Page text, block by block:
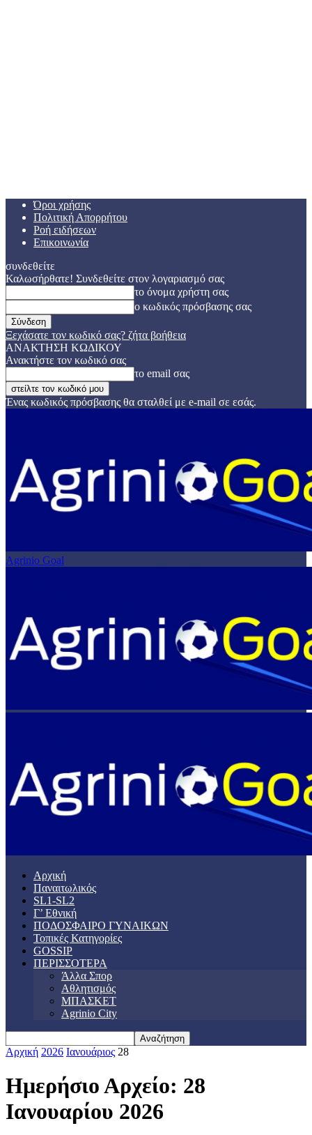
Όροι χρήσης
Πολιτική Απορρήτου
Ροή ειδήσεων
Επικοινωνία
συνδεθείτε
Καλωσήρθατε! Συνδεθείτε στον λογαριασμό σας
το όνομα χρήστη σας
ο κωδικός πρόσβασης σας
Ξεχάσατε τον κωδικό σας? ζήτα βοήθεια
ΑΝΑΚΤΗΣΗ ΚΩΔΙΚΟΥ
Ανακτήστε τον κωδικό σας
το email σας
Ένας κωδικός πρόσβασης θα σταλθεί με e-mail σε εσάς.
Agrinio Goal
Αρχική
Παναιτωλικός
SL1-SL2
Γ’ Εθνική
ΠΟΔΟΣΦΑΙΡΟ ΓΥΝΑΙΚΩΝ
Τοπικές Κατηγορίες
GOSSIP
ΠΕΡΙΣΣΟΤΕΡΑ
Άλλα Σπορ
Αθλητισμός
ΜΠΑΣΚΕΤ
Agrinio City
Αρχική 2026 Ιανουάριος 28
Ημερήσιο Αρχείο: 28
Ιανουαρίου 2026